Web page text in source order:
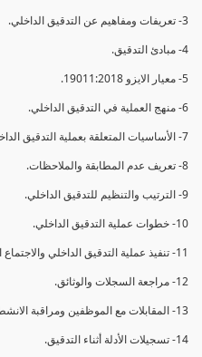
3- تعريفات ومفاهيم عن التدقيق الداخلي.
4- مبادئ التدقيق.
5- معيار الايزو 19011:2018.
6- منهج العملية في التدقيق الداخلي.
7- الأساسيات المتعلقة بعملية التدقيق الداخلي.
8- تعريف عدم المطابقة والملاحظات.
9- الترتيب والتنظيم للتدقيق الداخلي.
10- خطوات عملية التدقيق الداخلي.
11- تنفيذ عملية التدقيق الداخلي والاجتماع الافتتاحي.
12- مراجعة السجلات والوثائق.
13- المقابلات مع الموظفين ومراقبة الانشطة والمرافق.
14- تسجيلات الأدلة أثناء التدقيق.